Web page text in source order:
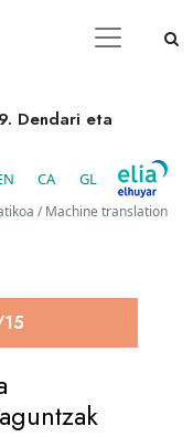
Dendari eta
CA GL
/ Machine translation